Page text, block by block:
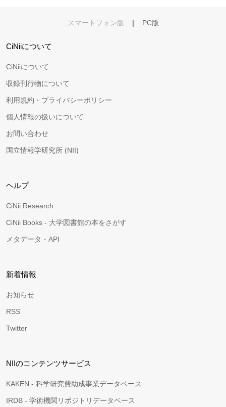
スマートフォン版 | PC版
CiNiiについて
CiNiiについて
収録刊行物について
利用規約・プライバシーポリシー
個人情報の扱いについて
お問い合わせ
国立情報学研究所 (NII)
ヘルプ
CiNii Research
CiNii Books - 大学図書館の本をさがす
メタデータ・API
新着情報
お知らせ
RSS
Twitter
NIIのコンテンツサービス
KAKEN - 科学研究費助成事業データベース
IRDB - 学術機関リポジトリデータベース